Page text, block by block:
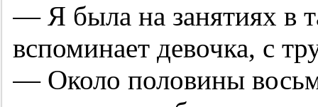
— Я была на занятиях в
вспоминает девочка, с
— Около половины